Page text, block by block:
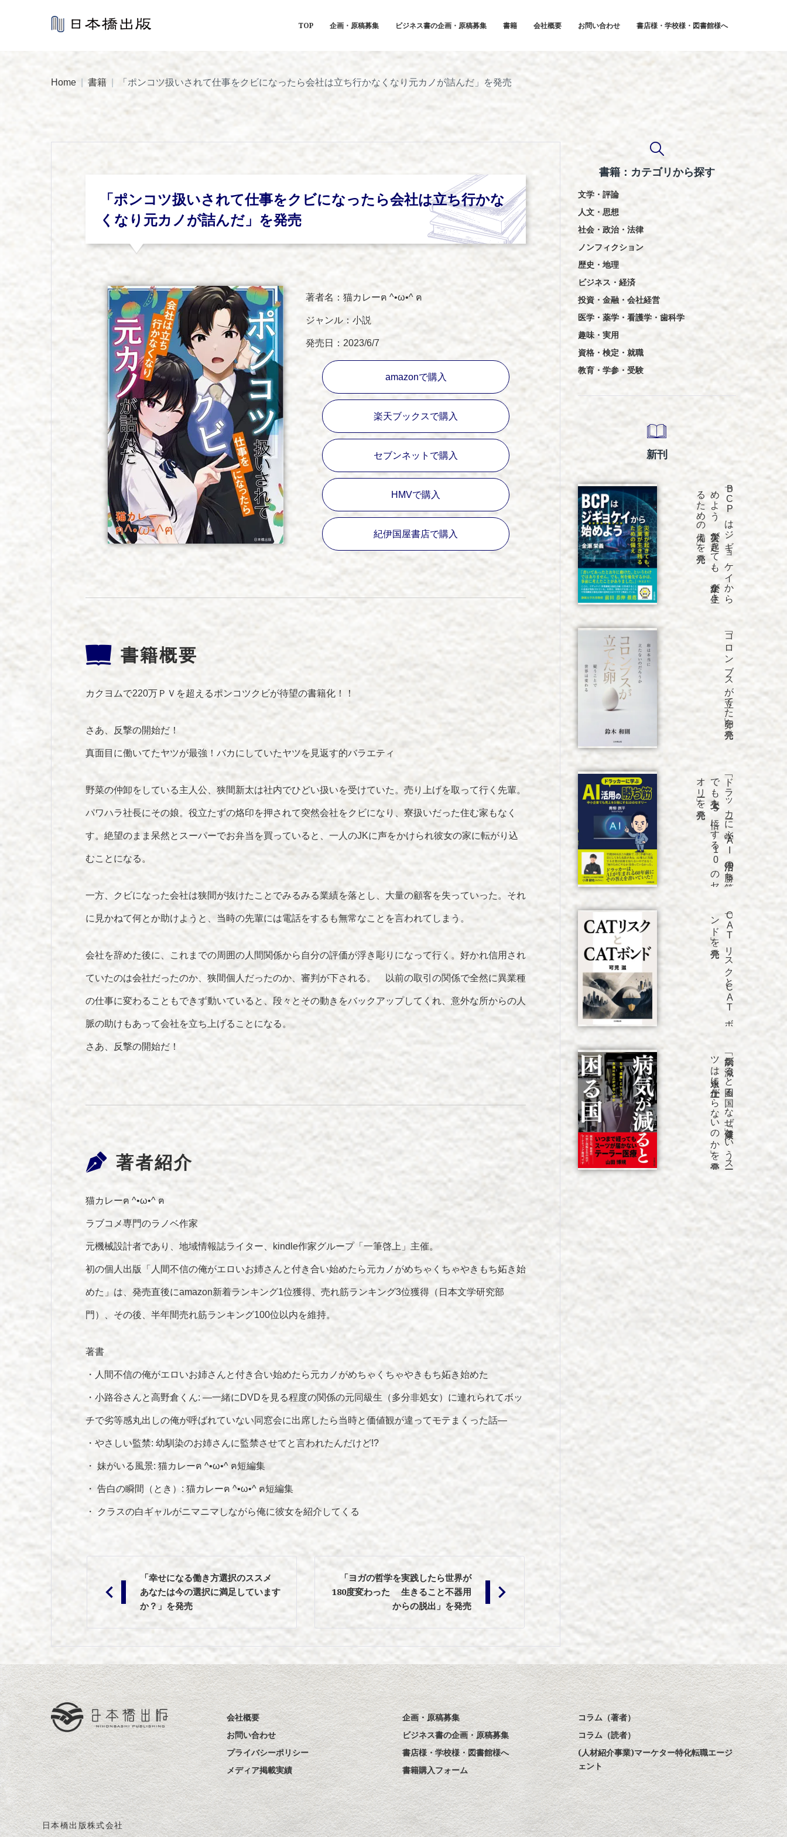
TOP 企画・原稿募集 ビジネス書の企画・原稿募集 書籍 会社概要 お問い合わせ 書店様・学校様・図書館様へ
Home 書籍 「ポンコツ扱いされて仕事をクビになったら会社は立ち行かなくなり元カノが詰んだ」を発売
「ポンコツ扱いされて仕事をクビになったら会社は立ち行かな
くなり元カノが詰んだ」を発売
著者名：猫カレーฅ ^•ω•^ ฅ
ジャンル：小説
発売日：2023/6/7
amazonで購入
楽天ブックスで購入
セブンネットで購入
HMVで購入
紀伊国屋書店で購入
書籍概要
カクヨムで220万ＰＶを超えるポンコツクビが待望の書籍化！！
さあ、反撃の開始だ！
真面目に働いてたヤツが最強！バカにしていたヤツを見返す的バラエティ
野菜の仲卸をしている主人公、狭間新太は社内でひどい扱いを受けていた。売り上げを取って行く先輩。
パワハラ社長にその娘。役立たずの烙印を押されて突然会社をクビになり、寮扱いだった住む家もなく
す。絶望のまま呆然とスーパーでお弁当を買っていると、一人のJKに声をかけられ彼女の家に転がり込
むことになる。
一方、クビになった会社は狭間が抜けたことでみるみる業績を落とし、大量の顧客を失っていった。それ
に見かねて何とか助けようと、当時の先輩には電話をするも無常なことを言われてしまう。
会社を辞めた後に、これまでの周囲の人間関係から自分の評価が浮き彫りになって行く。好かれ信用され
ていたのは会社だったのか、狭間個人だったのか、審判が下される。 以前の取引の関係で全然に異業種
の仕事に変わることもできず動いていると、段々とその動きをバックアップしてくれ、意外な所からの人
脈の助けもあって会社を立ち上げることになる。
さあ、反撃の開始だ！
著者紹介
猫カレーฅ ^•ω•^ ฅ
ラブコメ専門のラノベ作家
元機械設計者であり、地域情報誌ライター、kindle作家グループ「一筆啓上」主催。
初の個人出版「人間不信の俺がエロいお姉さんと付き合い始めたら元カノがめちゃくちゃやきもち妬き始
めた」は、発売直後にamazon新着ランキング1位獲得、売れ筋ランキング3位獲得（日本文学研究部
門）、その後、半年間売れ筋ランキング100位以内を維持。
著書
・人間不信の俺がエロいお姉さんと付き合い始めたら元カノがめちゃくちゃやきもち妬き始めた
・小路谷さんと高野倉くん: ―一緒にDVDを見る程度の関係の元同級生（多分非処女）に連れられてボッ
チで劣等感丸出しの俺が呼ばれていない同窓会に出席したら当時と価値観が違ってモテまくった話―
・やさしい監禁: 幼馴染のお姉さんに監禁させてと言われたんだけど!?
・ 妹がいる風景: 猫カレーฅ ^•ω•^ ฅ短編集
・ 告白の瞬間（とき）: 猫カレーฅ ^•ω•^ ฅ短編集
・ クラスの白ギャルがニマニマしながら俺に彼女を紹介してくる
投
ビ
ゲ
ー
シ
ョ
ン
「幸せになる働き方選択のススメ
あなたは今の選択に満足しています
か？」を発売
「ヨガの哲学を実践したら世界が
180度変わった 生きること不器用
からの脱出」を発売
書籍：カテゴリから探す
文学・評論
人文・思想
社会・政治・法律
ノンフィクション
歴史・地理
ビジネス・経済
投資・金融・会社経営
医学・薬学・看護学・歯科学
趣味・実用
資格・検定・就職
教育・学参・受験
新刊
「B
C
P
は
ジ
ギ
ョ
ケ
イ
か
ら
始
め
よ
う
災害が
起き
て
も
、
企業が
生き
残
る
た
め
の
備え
」を
発売
「コロンブスが立てた卵」を発売
「ド
ラ
ッ
カ
ーに
学ぶ
A
I
活用の
勝ち
筋
中小企業
で
も
売上を
5
倍に
す
る
1
0
の
セ
オ
リ
ー」を
発売
「C
A
T
リ
ス
ク
と
C
A
T
ボ
ン
ド
」を
発売
「病気が
減る
と
困る
国
な
ぜ
「健康」と
い
う
ス
ー
ツ
は
永遠に
仕上が
ら
な
い
の
か
」を
発売
会社概要
お問い合わせ
プライバシーポリシー
メディア掲載実績
企画・原稿募集
ビジネス書の企画・原稿募集
書店様・学校様・図書館様へ
書籍購入フォーム
コラム（著者）
コラム（読者）
(人材紹介事業)マーケター特化転職エージ
ェント
日本橋出版株式会社